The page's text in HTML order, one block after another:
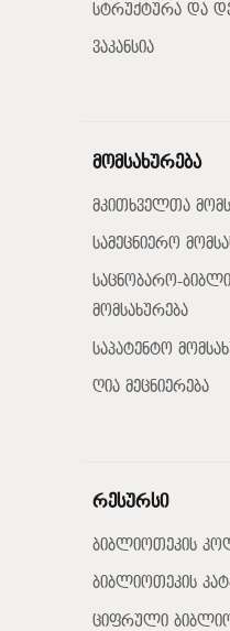
სტრუქტურა და
ვაკანსია
მომსახურება
მკითხველთა
სამეცნიერო
საცნობარო-
მომსახურება
საპატენტო
ღია მეცნიერება
რესურსი
ბიბლიოთეკის
ბიბლიოთეკის
ციფრული